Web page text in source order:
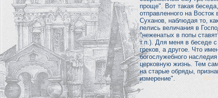
проще". Вот такая
отправленного на
Суханов, наблюдая то,
пелись величания в
"неженатых в попы
т.п.). Для меня в беседе
греков, а другое. Что
богослужебного
церковную жизнь. Тем
на старые обряды,
измерение".